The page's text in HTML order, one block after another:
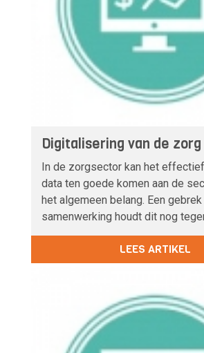
Digitalisering van de zorg
In de zorgsector kan het
data ten goede komen aan de
het algemeen belang. Een gebrek
samenwerking houdt dit nog
LEES ARTIKEL